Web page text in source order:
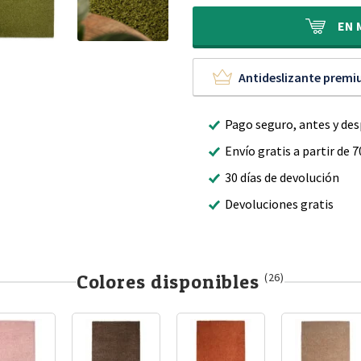
era:
300,00 €.
es:
184,95 €.
EN
Antideslizante
Pago seguro, antes y
Envío gratis a partir de
30 días de devolución
Devoluciones gratis
Colores disponibles (26)